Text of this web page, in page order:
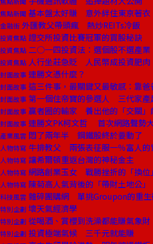
焦點新聞 基本盤太好賺 意外絆住東京著衣
金融街 外匯教父帶頭瘋 熱炒REITs冷飯
投資焦點 證交所投資比賽冠軍的買股秘訣
投資焦點 二○一四投資法：選個股不選產業
投資焦點 人行坐莊急貶 人民幣成投資肥肉
封面故事 連勝文憑什麼？
封面故事 這三件事，最關鍵又最敏感：靠
封面故事 第一個住帝寶的參選人 三代家產
封面故事 贏者圈的輸家 養出他的「交關」
封面故事 連勝文PK柯文哲 首次網路聲勢
產業風雲 悶了兩年半 鋼鐵股終於要動了
人物特寫 牛排教父 兩張表征服一％富人的
人物特寫 讓希爾頓重返台灣的神秘金主
人物特寫 網路創業玉女 戰勝挫折的「換位
人物特寫 陳菊高人氣背後的「帶財土地公」
科技風雲 雜碎團購網 單挑Groupon的重生
特別企劃 壞天氣經濟學
特別企劃 從喝酒、賞櫻到洗澡都能賺氣象財
特別企劃 投資極端氣候 三千元就能賺